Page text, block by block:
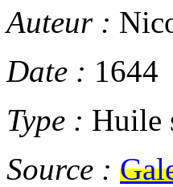
Auteur :
Date : 1644
Type : Huile
Source :